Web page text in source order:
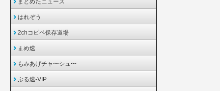
まとめたニュース
はれぞう
2chコピペ保存道場
まめ速
もみあげチャ〜シュ〜
ぶる速-VIP